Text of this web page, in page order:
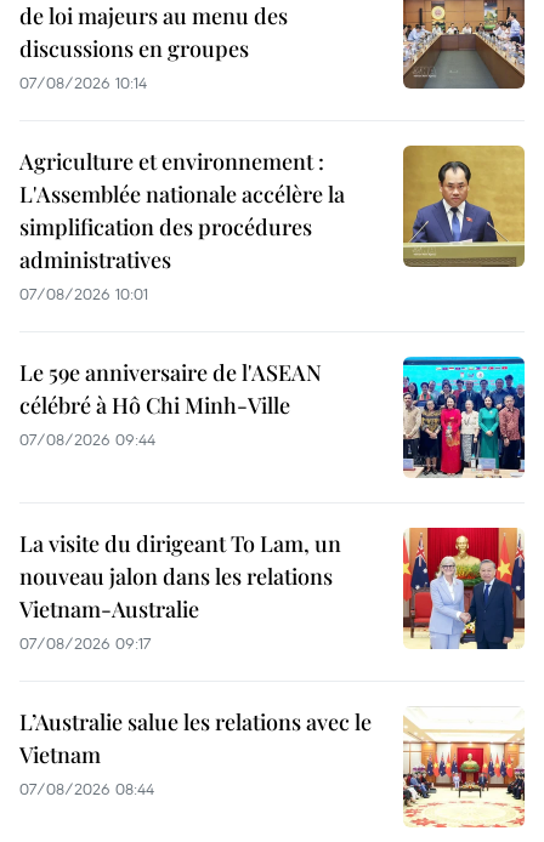
de loi majeurs au menu des
discussions en groupes
07/08/2026 10:14
Agriculture et environnement :
L'Assemblée nationale accélère la
simplification des procédures
administratives
07/08/2026 10:01
Le 59e anniversaire de l'ASEAN
célébré à Hô Chi Minh-Ville
07/08/2026 09:44
La visite du dirigeant To Lam, un
nouveau jalon dans les relations
Vietnam-Australie
07/08/2026 09:17
L’Australie salue les relations avec le
Vietnam
07/08/2026 08:44